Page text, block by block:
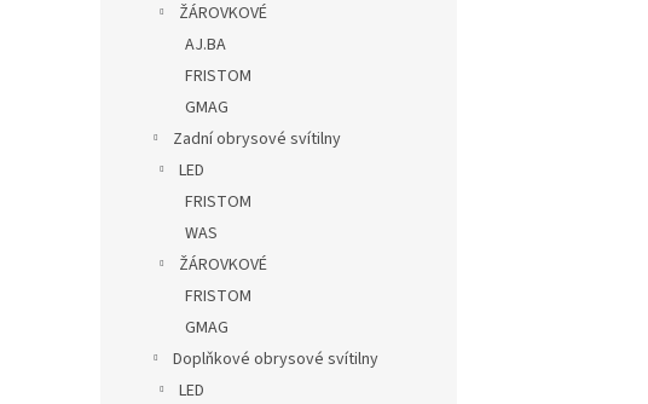
ŽÁROVKOVÉ
AJ.BA
FRISTOM
GMAG
Zadní obrysové svítilny
LED
FRISTOM
WAS
ŽÁROVKOVÉ
FRISTOM
GMAG
Doplňkové obrysové svítilny
LED